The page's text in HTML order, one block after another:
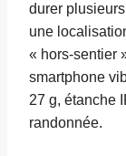
durer
une
« hors-sentier
smartphone
27 g, étanche
randonnée.